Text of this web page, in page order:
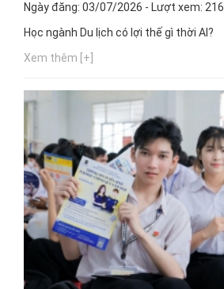
Ngày đăng: 03/07/2026 - Lượt xem: 216
Học ngành Du lịch có lợi thế gì thời AI?
Xem thêm [+]